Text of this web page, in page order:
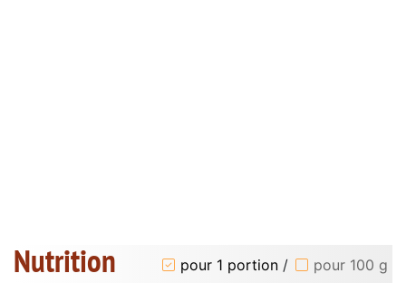
Nutrition pour 1 portion / pour 100 g